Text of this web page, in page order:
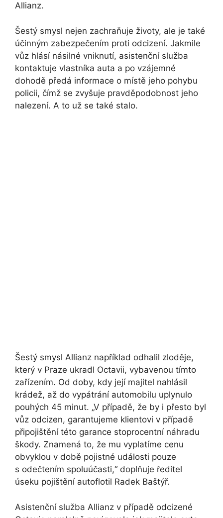
Allianz.
Šestý smysl nejen zachraňuje životy, ale je také
účinným zabezpečením proti odcizení. Jakmile
vůz hlásí násilné vniknutí, asistenční služba
kontaktuje vlastníka auta a po vzájemné
dohodě předá informace o místě jeho pohybu
policii, čímž se zvyšuje pravděpodobnost jeho
nalezení. A to už se také stalo.
Šestý smysl Allianz například odhalil zloděje,
který v Praze ukradl Octavii, vybavenou tímto
zařízením. Od doby, kdy její majitel nahlásil
krádež, až do vypátrání automobilu uplynulo
pouhých 45 minut. „V případě, že by i přesto byl
vůz odcizen, garantujeme klientovi v případě
připojištění této garance stoprocentní náhradu
škody. Znamená to, že mu vyplatíme cenu
obvyklou v době pojistné události pouze
s odečtením spoluúčasti,“ doplňuje ředitel
úseku pojištění autoflotil Radek Baštýř.
Asistenční služba Allianz v případě odcizené